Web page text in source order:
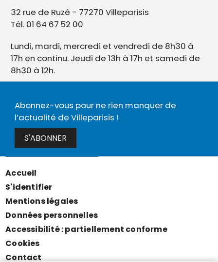
32 rue de Ruzé - 77270 Villeparisis
Tél. 01 64 67 52 00
Lundi, mardi, mercredi et vendredi de 8h30 à
17h en continu. Jeudi de 13h à 17h et samedi de
8h30 à 12h.
Abonnez-vous pour ne rien manquer de
l’actualité de Villeparisis !
S'ABONNER
Menu
Pied
de
page
Accueil
S'identifier
Mentions légales
Données personnelles
Accessibilité : partiellement conforme
Cookies
Contact